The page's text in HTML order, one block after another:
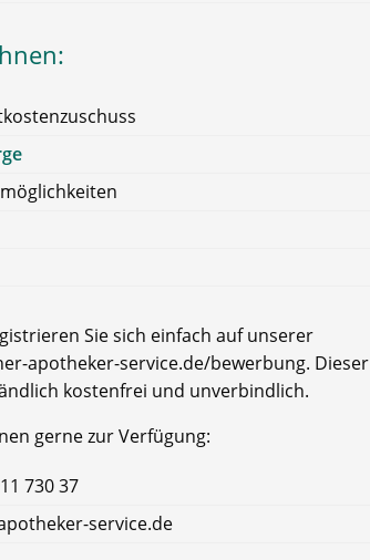
Sie sich einfach auf unserer
apotheker-service.de/bewerbung. Dieser
kostenfrei und unverbindlich.
gerne zur Verfügung:
730 37
service.de